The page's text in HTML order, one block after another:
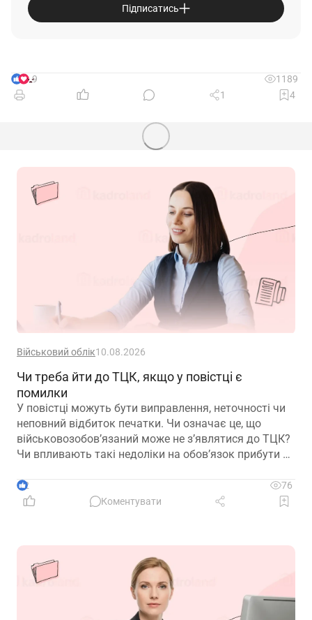
Підписатись
9
1189
1
4
Військовий облік10.08.2026
Чи треба йти до ТЦК, якщо у повістці є
помилки
У повістці можуть бути виправлення, неточності чи
неповний відбиток печатки. Чи означає це, що
військовозобов’язаний може не з’являтися до ТЦК?
Чи впливають такі недоліки на обов’язок прибути за
– у матеріалі
2
76
Коментувати